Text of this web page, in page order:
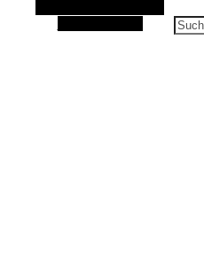
Sand im Schuh, Wasser im Gesicht …